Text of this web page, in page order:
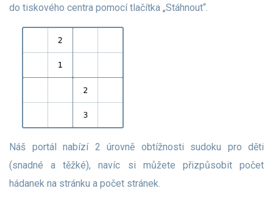
do tiskového centra pomocí tlačítka „Stáhnout“.
Náš portál nabízí 2 úrovně obtížnosti sudoku pro děti
(snadné a těžké), navíc si můžete přizpůsobit počet
hádanek na stránku a počet stránek.